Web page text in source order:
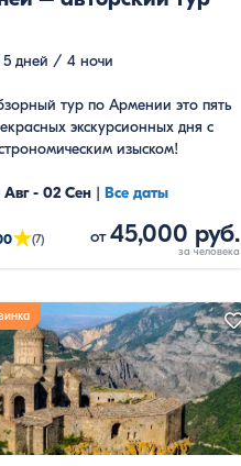
5 дней / 4 ночи
тур по Армении это пять
экскурсионных дня с
изыском!
самым популярным маршрутам
датами.
Авг - 02 Сен | Все даты
★(7) от45,000 руб.